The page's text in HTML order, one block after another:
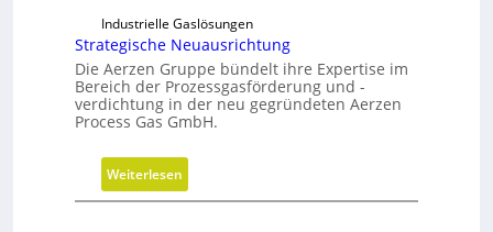
Industrielle Gaslösungen
Strategische Neuausrichtung
Die Aerzen Gruppe bündelt ihre Expertise im
Bereich der Prozessgasförderung und -
verdichtung in der neu gegründeten Aerzen
Process Gas GmbH.
Weiterlesen
S